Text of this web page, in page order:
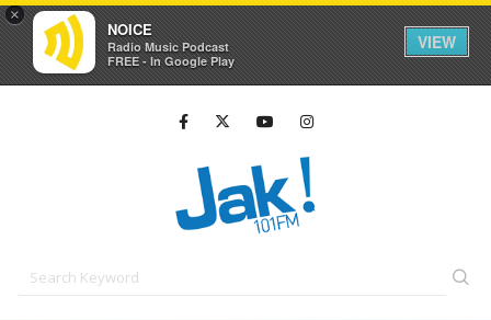
×
NOICE
Radio Music Podcast
FREE - In Google Play
VIEW